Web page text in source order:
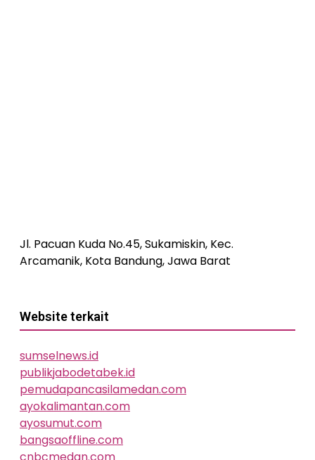
Jl. Pacuan Kuda No.45, Sukamiskin, Kec.
Arcamanik, Kota Bandung, Jawa Barat
Website terkait
sumselnews.id
publikjabodetabek.id
pemudapancasilamedan.com
ayokalimantan.com
ayosumut.com
bangsaoffline.com